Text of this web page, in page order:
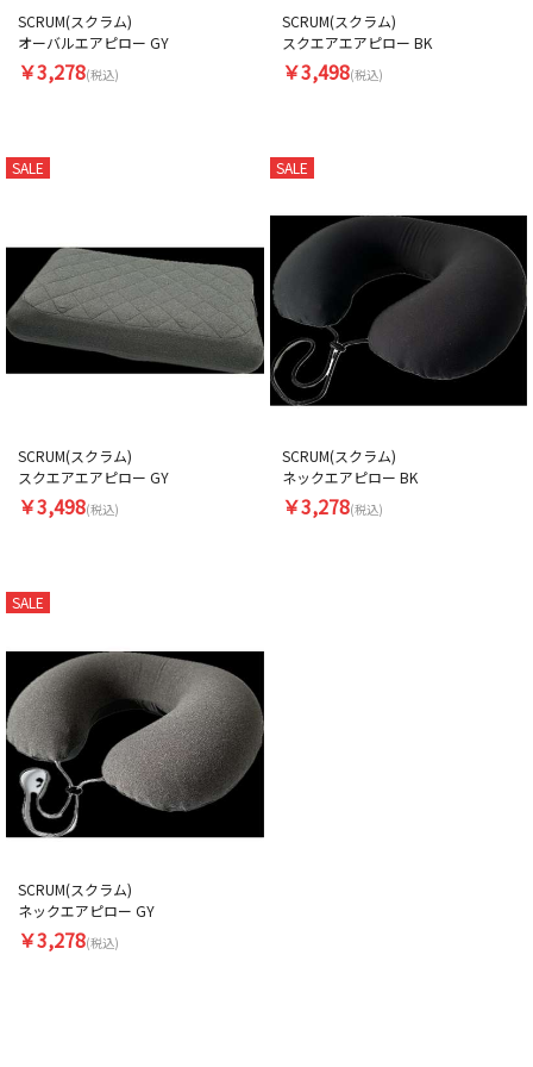
SCRUM(スクラム)
オーバルエアピロー GY
￥3,278(税込)
SCRUM(スクラム)
スクエアエアピロー BK
￥3,498(税込)
SALE
SCRUM(スクラム)
スクエアエアピロー GY
￥3,498(税込)
SALE
SCRUM(スクラム)
ネックエアピロー BK
￥3,278(税込)
SALE
SCRUM(スクラム)
ネックエアピロー GY
￥3,278(税込)